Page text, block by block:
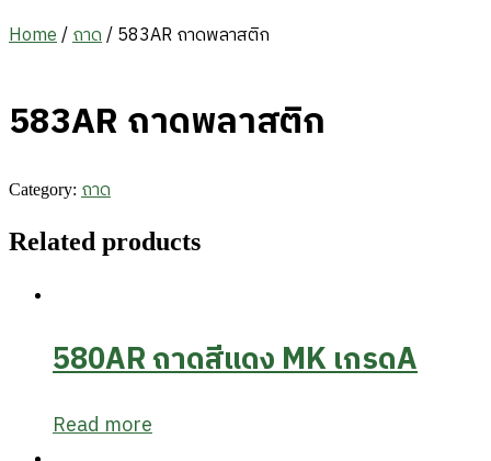
Home/ถาด/ 583AR ถาดพลาสติก
583AR ถาดพลาสติก
Category: ถาด
Related products
580AR ถาดสีแดง MK เกรดA
Read more